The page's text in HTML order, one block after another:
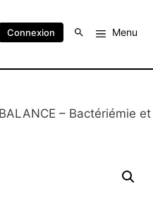
Connexion Menu
– Bactériémie et